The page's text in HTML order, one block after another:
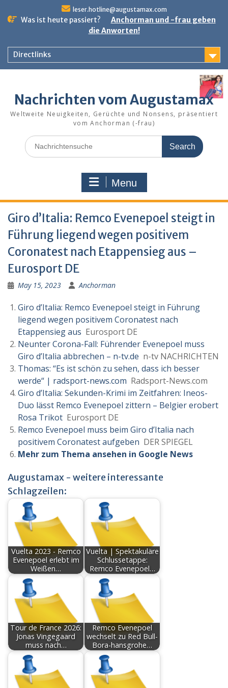
leser.hotline@augustamax.com
Was ist heute passiert?
Anchorman und -frau geben
die Anworten!
Directlinks
Nachrichten vom Augustamax
Weltweite Neuigkeiten, Gerüchte und Nonsens, präsentiert
vom Anchorman (-frau)
Search
for:
Menu
Giro d’Italia: Remco Evenepoel steigt in
Führung liegend wegen positivem
Coronatest nach Etappensieg aus –
Eurosport DE
May 15, 2023 Anchorman
Giro d’Italia: Remco Evenepoel steigt in Führung
liegend wegen positivem Coronatest nach
Etappensieg aus Eurosport DE
Neunter Corona-Fall: Führender Evenepoel muss
Giro d’Italia abbrechen – n-tv.de n-tv NACHRICHTEN
Thomas: “Es ist schön zu sehen, dass ich besser
werde“ | radsport-news.com Radsport-News.com
Giro d’Italia: Sekunden-Krimi im Zeitfahren: Ineos-
Duo lässt Remco Evenepoel zittern – Belgier erobert
Rosa Trikot Eurosport DE
Remco Evenepoel muss beim Giro d’Italia nach
positivem Coronatest aufgeben DER SPIEGEL
Mehr zum Thema ansehen in Google News
Augustamax - weitere interessante
Schlagzeilen:
Vuelta 2023 - Remco
Evenepoel erlebt im
Weißen…
Vuelta | Spektakuläre
Schlussetappe:
Remco Evenepoel…
Tour de France 2026:
Jonas Vingegaard
muss nach…
Remco Evenepoel
wechselt zu Red Bull-
Bora-hansgrohe…